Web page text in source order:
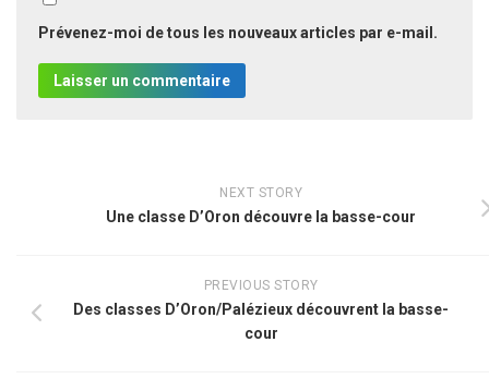
Prévenez-moi de tous les nouveaux articles par e-mail.
NEXT STORY
Une classe D’Oron découvre la basse-cour
PREVIOUS STORY
Des classes D’Oron/Palézieux découvrent la basse-
cour